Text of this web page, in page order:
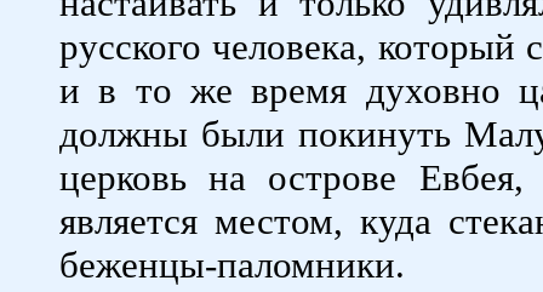
русского человека, который
и в то же время духовно
должны были покинуть
церковь на острове
является местом, куда
беженцы-паломники.